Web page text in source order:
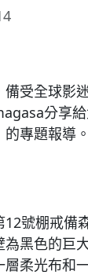
備受全球影
分享
專題報導。
12號棚戒備
為黑色的巨
層柔光布和